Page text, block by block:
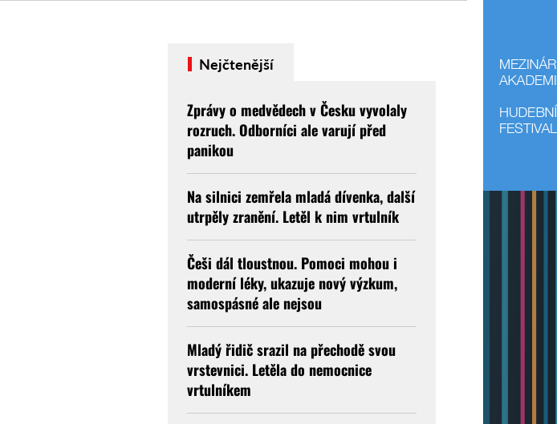
Nejčtenější
Zprávy o medvědech v Česku vyvolaly
rozruch. Odborníci ale varují před
panikou
Na silnici zemřela mladá dívenka, další
utrpěly zranění. Letěl k nim vrtulník
Češi dál tloustnou. Pomoci mohou i
moderní léky, ukazuje nový výzkum,
samospásné ale nejsou
Mladý řidič srazil na přechodě svou
vrstevnici. Letěla do nemocnice
vrtulníkem